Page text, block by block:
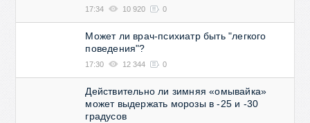
17:34 10 920 0
Может ли врач-психиатр быть "легкого
поведения"?
17:30 12 344 0
Действительно ли зимняя «омывайка»
может выдержать морозы в -25 и -30
градусов